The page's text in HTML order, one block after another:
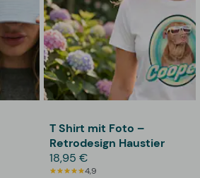
T Shirt mit Foto –
Retrodesign Haustier
18,95 €
4,9